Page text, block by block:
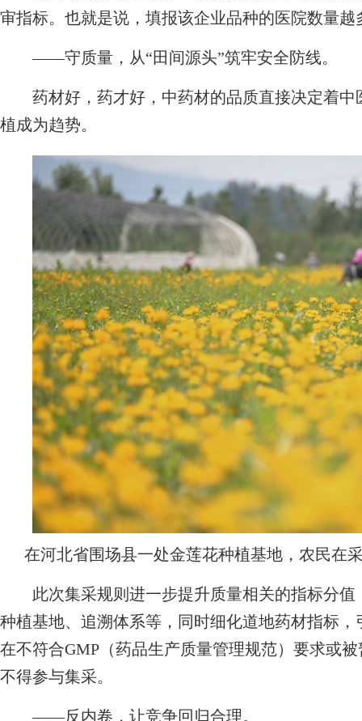
审指标。也就是说，填报该企业品种的医院数量
——守质量，从“田间源头”筑牢安全防线。
药材好，药才好，中药材的品质直接决定着中
植成为趋势。
在河北省围场县一处金莲花种植基地，农民在
此次集采规则进一步提升质量相关的指标分值
种植基地、追溯体系等，同时细化道地药材指标
在不符合GMP（药品生产质量管理规范）要求或
不得参与集采。
——反内卷，让竞争回归合理。